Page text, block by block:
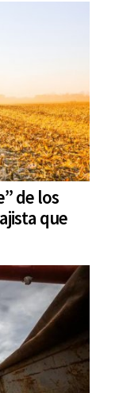
de los
que